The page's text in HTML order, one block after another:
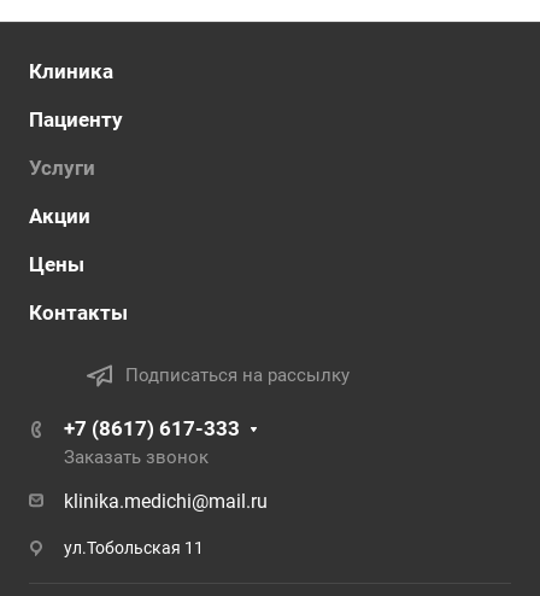
Клиника
Пациенту
Услуги
Акции
Цены
Контакты
Подписаться на рассылку
+7 (8617) 617-333
Заказать звонок
klinika.medichi@mail.ru
ул.Тобольская 11